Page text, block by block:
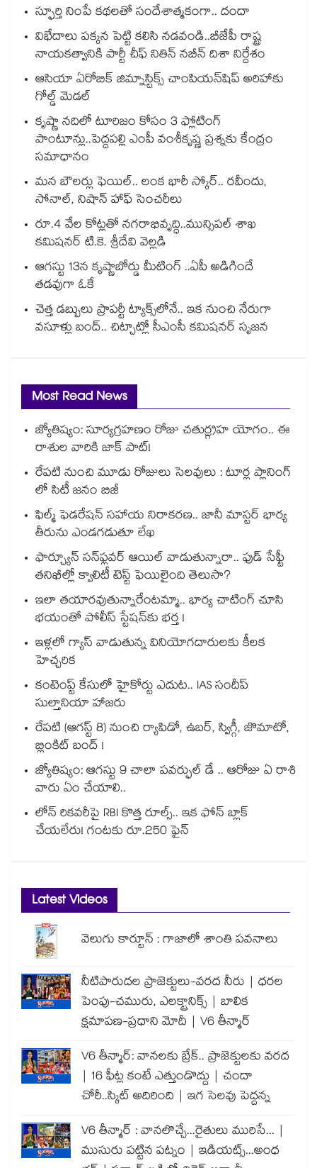
స్ఫూర్తి నింపే కథలతో సందేశాత్మకంగా.. దందా
విభేదాలు పక్కన పెట్టి కలిసి నడవండి..బీజేపీ రాష్ట్ర
నాయకత్వానికి పార్టీ చీఫ్ నితిన్ నబీన్ దిశా నిర్దేశం
ఆసియా ఏరోబిక్ జిమ్నాస్టిక్స్ చాంపియన్⁭షిప్ అరిహాకు
గోల్డ్ మెడల్
కృష్ణా నదిలో టూరిజం కోసం 3 ఫ్లోటింగ్
పాంటూన్లు..పెద్దపల్లి ఎంపీ వంశీకృష్ణ ప్రశ్నకు కేంద్రం
సమాధానం
మన బౌలర్లు ఫెయిల్.. లంక భారీ స్కోర్.. రవీందు,
సోనాల్‌‌‌‌, నిషాన్ హాఫ్ సెంచరీలు
రూ.4 వేల కోట్లతో నగరాభివృద్ధి..మున్సిపల్‌‌ శాఖ
కమిషనర్‌‌ టి.కె. శ్రీదేవి వెల్లడి
ఆగస్టు 13న కృష్ణాబోర్డు మీటింగ్ ..ఏపీ అడిగిందే
తడవుగా ఓకే
చెత్త డబ్బులు ప్రాపర్టీ ట్యాక్స్⁭లోనే.. ఇక నుంచి నేరుగా
వసూళ్లు బంద్.. చిట్చాట్లో సీఎంసీ కమిషనర్ సృజన
Most Read News
జ్యోతిష్యం: సూర్యగ్రహణం రోజు చతుర్గ్రహ యోగం.. ఈ
రాశుల వారికి జాక్ పాట్!
రేపటి నుంచి మూడు రోజులు సెలవులు : టూర్ల ప్లానింగ్
లో సిటీ జనం బిజీ
ఫిల్మ్ ఫెడరేషన్ సహాయ నిరాకరణ.. జానీ మాస్టర్ భార్య
తీరును ఎండగడుతూ లేఖ
ఫార్చ్యూన్ సన్‌ఫ్లవర్ ఆయిల్ వాడుతున్నారా.. ఫుడ్ సేఫ్టీ
తనిఖీల్లో క్వాలిటీ టెస్ట్ ఫెయిలైంది తెలుసా?
ఇలా తయారవుతున్నారేంటమ్మా.. భార్య చాటింగ్ చూసి
భయంతో పోలీస్ స్టేషన్⁫కు భర్త !
ఇళ్లలో గ్యాస్ వాడుతున్న వినియోగదారులకు కీలక
హెచ్చరిక
కంటెంప్ట్ కేసులో హైకోర్టు ఎదుట.. IAS సందీప్
సుల్తానియా హాజరు
రేపటి (ఆగస్ట్ 8) నుంచి ర్యాపిడో, ఉబర్, స్విగ్గీ, జొమాటో,
బ్లింకిట్ బంద్ !
జ్యోతిష్యం: ఆగస్టు 9 చాలా పవర్ఫుల్ డే .. ఆరోజు ఏ రాశి
వారు ఏం చేయాలి..
లోన్ రికవరీపై RBI కొత్త రూల్స్.. ఇక ఫోన్ బ్లాక్
చేయలేరు! గంటకు రూ.250 ఫైన్
Latest Videos
వెలుగు కార్టూన్ : గాజాలో శాంతి పవనాలు
నీటిపారుదల ప్రాజెక్టులు-వరద నీరు | ధరల
పెంపు-చమురు, ఎలక్ట్రానిక్స్ | బాలిక
క్షమాపణ-ప్రధాని మోదీ | V6 తీన్మార్
V6 తీన్మార్: వానలకు బ్రేక్.. ప్రాజెక్టులకు వరద
| 16 ఫీట్ల కంటే ఎత్తుండొద్దు | చందా
చోరీ..స్కిట్ అదిరింది | ఇగ సెలవు పెద్దన్న
V6 తీన్మార్ : వానలొచ్చే...రైతులు మురిసే... |
ముసురు పట్టిన పట్నం | ఇడియట్స్...అంధ